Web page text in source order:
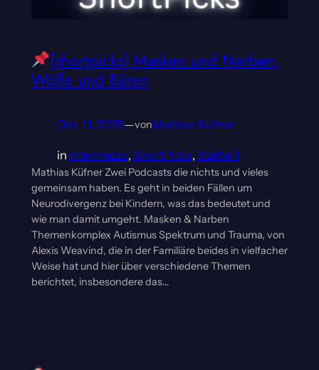
[shortpicks] Masken und Narben,
Wölfe und Bären
Okt. 11, 2025—vonMathias Küfner
in Intermezzo, ShortPicks, Staffel 1
Mathias Küfner Zwei Podcasts die nichts und vieles
gemeinsam haben. Es geht in beiden Fällen um
Neurodivergenz bei Kindern, was das bedeutet und
wie man damit umgeht. Masken & Narben
Themenkomplex Autismus Spektrum und Trauma, von
Alexis Weavind, die in der Familiäre beides in vielfacher
Weise hat und hier über verschiedene Themen
berichtet, insbesondere das…